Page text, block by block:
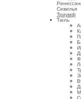
Севилья
Триумф
Тюль